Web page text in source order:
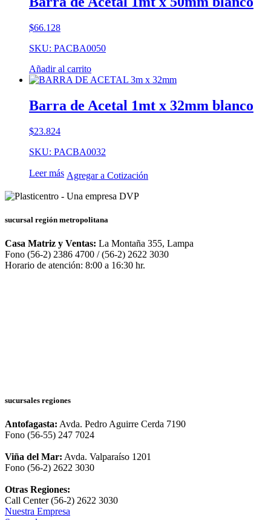
$66.128
SKU: PACBA0050
Añadir al carrito
Barra de Acetal 1mt x 32mm blanco
$23.824
SKU: PACBA0032
Leer más Agregar a Cotización
sucursal región metropolitana
Casa Matriz y Ventas: La Montaña 355, Lampa
Fono (56-2) 2386 4700 / (56-2) 2622 3030
Horario de atención: 8:00 a 16:30 hr.
sucursales regiones
Antofagasta: Avda. Pedro Aguirre Cerda 7190
Fono (56-55) 247 7024
Viña del Mar: Avda. Valparaíso 1201
Fono (56-2) 2622 3030
Otras Regiones:
Call Center (56-2) 2622 3030
Nuestra Empresa